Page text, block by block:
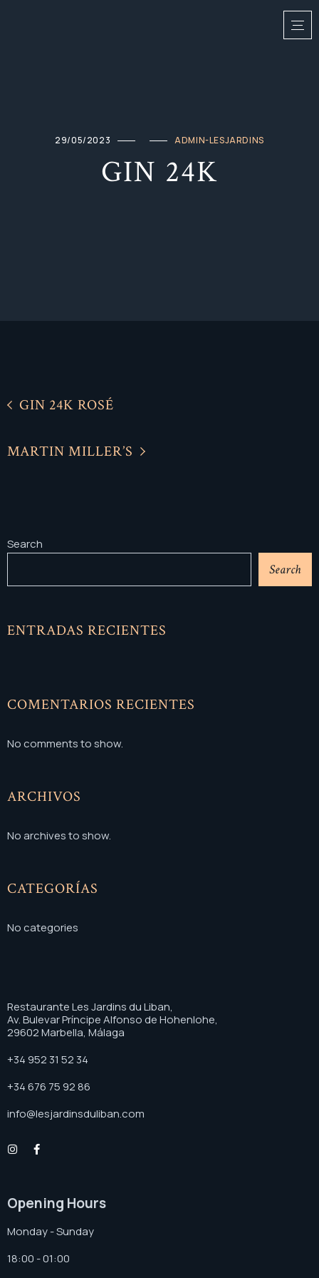
29/05/2023 ADMIN-LESJARDINS
GIN 24K
GIN 24K ROSÉ
MARTIN MILLER’S
Search
Search
ENTRADAS RECIENTES
COMENTARIOS RECIENTES
No comments to show.
ARCHIVOS
No archives to show.
CATEGORÍAS
No categories
Restaurante Les Jardins du Liban,
Av. Bulevar Príncipe Alfonso de Hohenlohe,
29602 Marbella, Málaga
+34 952 31 52 34
+34 676 75 92 86
info@lesjardinsduliban.com
Opening Hours
Monday - Sunday
18:00 - 01:00